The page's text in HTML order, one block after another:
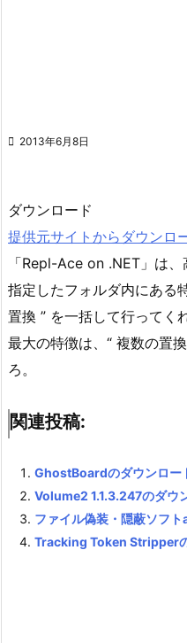
 2013年6月8日
ダウンロード
提供元サイトからダウンロ
「Repl-Ace on .NET」は
指定したフォルダ内にある
置換 ” を一括して行ってく
最大の特徴は、“ 複数の置
ろ。
関連投稿:
GhostBoardのダウンロー
Volume2 1.1.3.247のダウ
ファイル偽装・隠蔽ソフ
Tracking Token Stripper